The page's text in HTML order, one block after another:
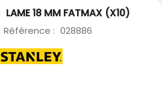
LAME 18 MM FATMAX (X10)
Référence : 028886